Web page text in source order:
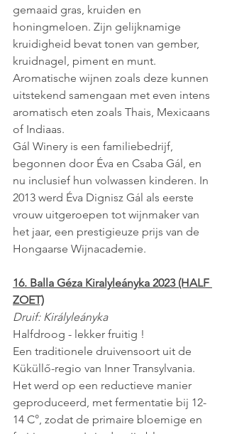
gemaaid gras, kruiden en
honingmeloen. Zijn gelijknamige
kruidigheid bevat tonen van gember,
kruidnagel, piment en munt.
Aromatische wijnen zoals deze kunnen
uitstekend samengaan met even intens
aromatisch eten zoals Thais, Mexicaans
of Indiaas.
Gál Winery is een familiebedrijf,
begonnen door Éva en Csaba Gál, en
nu inclusief hun volwassen kinderen. In
2013 werd Éva Dignisz Gál als eerste
vrouw uitgeroepen tot wijnmaker van
het jaar, een prestigieuze prijs van de
Hongaarse Wijnacademie.
16. Balla Géza Kiralyleányka 2023 (HALF
ZOET)
Druif: Királyleányka
Halfdroog - lekker fruitig !
Een traditionele druivensoort uit de
Küküllő-regio van Inner Transylvania.
Het werd op een reductieve manier
geproduceerd, met fermentatie bij 12-
14 C°, zodat de primaire bloemige en